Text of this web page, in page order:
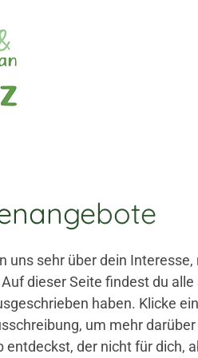
uns sehr über dein
dieser Seite findest du
haben. Klicke
um mehr
entdeckst, der nicht für dich,